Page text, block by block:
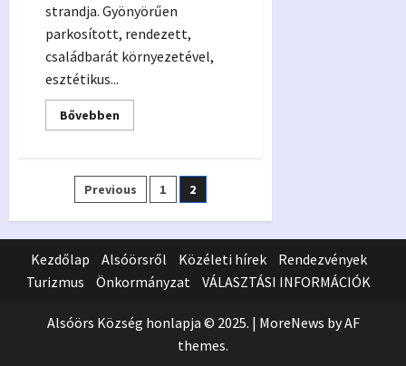
strandja. Gyönyörűen
parkosított, rendezett,
családbarát környezetével,
esztétikus...
Bővebben
more
Bejegyzések
lapozása
Previous 1 2
Kezdőlap Alsóörsről Közéleti hírek
Rendezvények
Turizmus
Önkormányzat VÁLASZTÁSI INFORMÁCIÓK
Alsóörs Község honlapja © 2025. | MoreNews by AF
themes.